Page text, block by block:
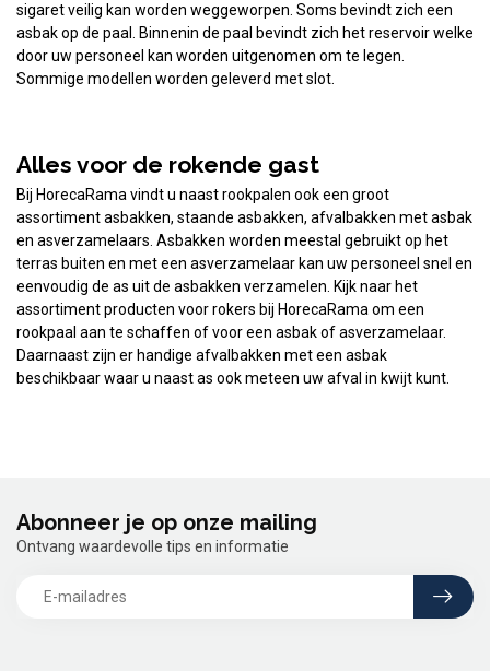
sigaret veilig kan worden weggeworpen. Soms bevindt zich een
asbak op de paal. Binnenin de paal bevindt zich het reservoir welke
door uw personeel kan worden uitgenomen om te legen.
Sommige modellen worden geleverd met slot.
Alles voor de rokende gast
Bij HorecaRama vindt u naast rookpalen ook een groot
assortiment asbakken, staande asbakken, afvalbakken met asbak
en asverzamelaars. Asbakken worden meestal gebruikt op het
terras buiten en met een asverzamelaar kan uw personeel snel en
eenvoudig de as uit de asbakken verzamelen. Kijk naar het
assortiment producten voor rokers bij HorecaRama om een
rookpaal aan te schaffen of voor een asbak of asverzamelaar.
Daarnaast zijn er handige afvalbakken met een asbak
beschikbaar waar u naast as ook meteen uw afval in kwijt kunt.
Abonneer je op onze mailing
Ontvang waardevolle tips en informatie